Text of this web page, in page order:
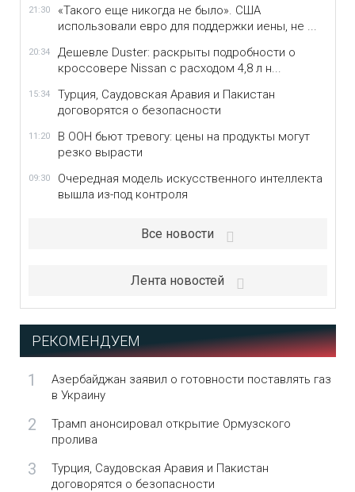
21:30
«Такого еще никогда не было». США
использовали евро для поддержки иены, не ...
20:34
Дешевле Duster: раскрыты подробности о
кроссовере Nissan с расходом 4,8 л н...
15:34
Турция, Саудовская Аравия и Пакистан
договорятся о безопасности
11:20
В ООН бьют тревогу: цены на продукты могут
резко вырасти
09:30
Очередная модель искусственного интеллекта
вышла из-под контроля
Все новости
Лента новостей
РЕКОМЕНДУЕМ
1
Азербайджан заявил о готовности поставлять газ
в Украину
2
Трамп анонсировал открытие Ормузского
пролива
3
Турция, Саудовская Аравия и Пакистан
договорятся о безопасности